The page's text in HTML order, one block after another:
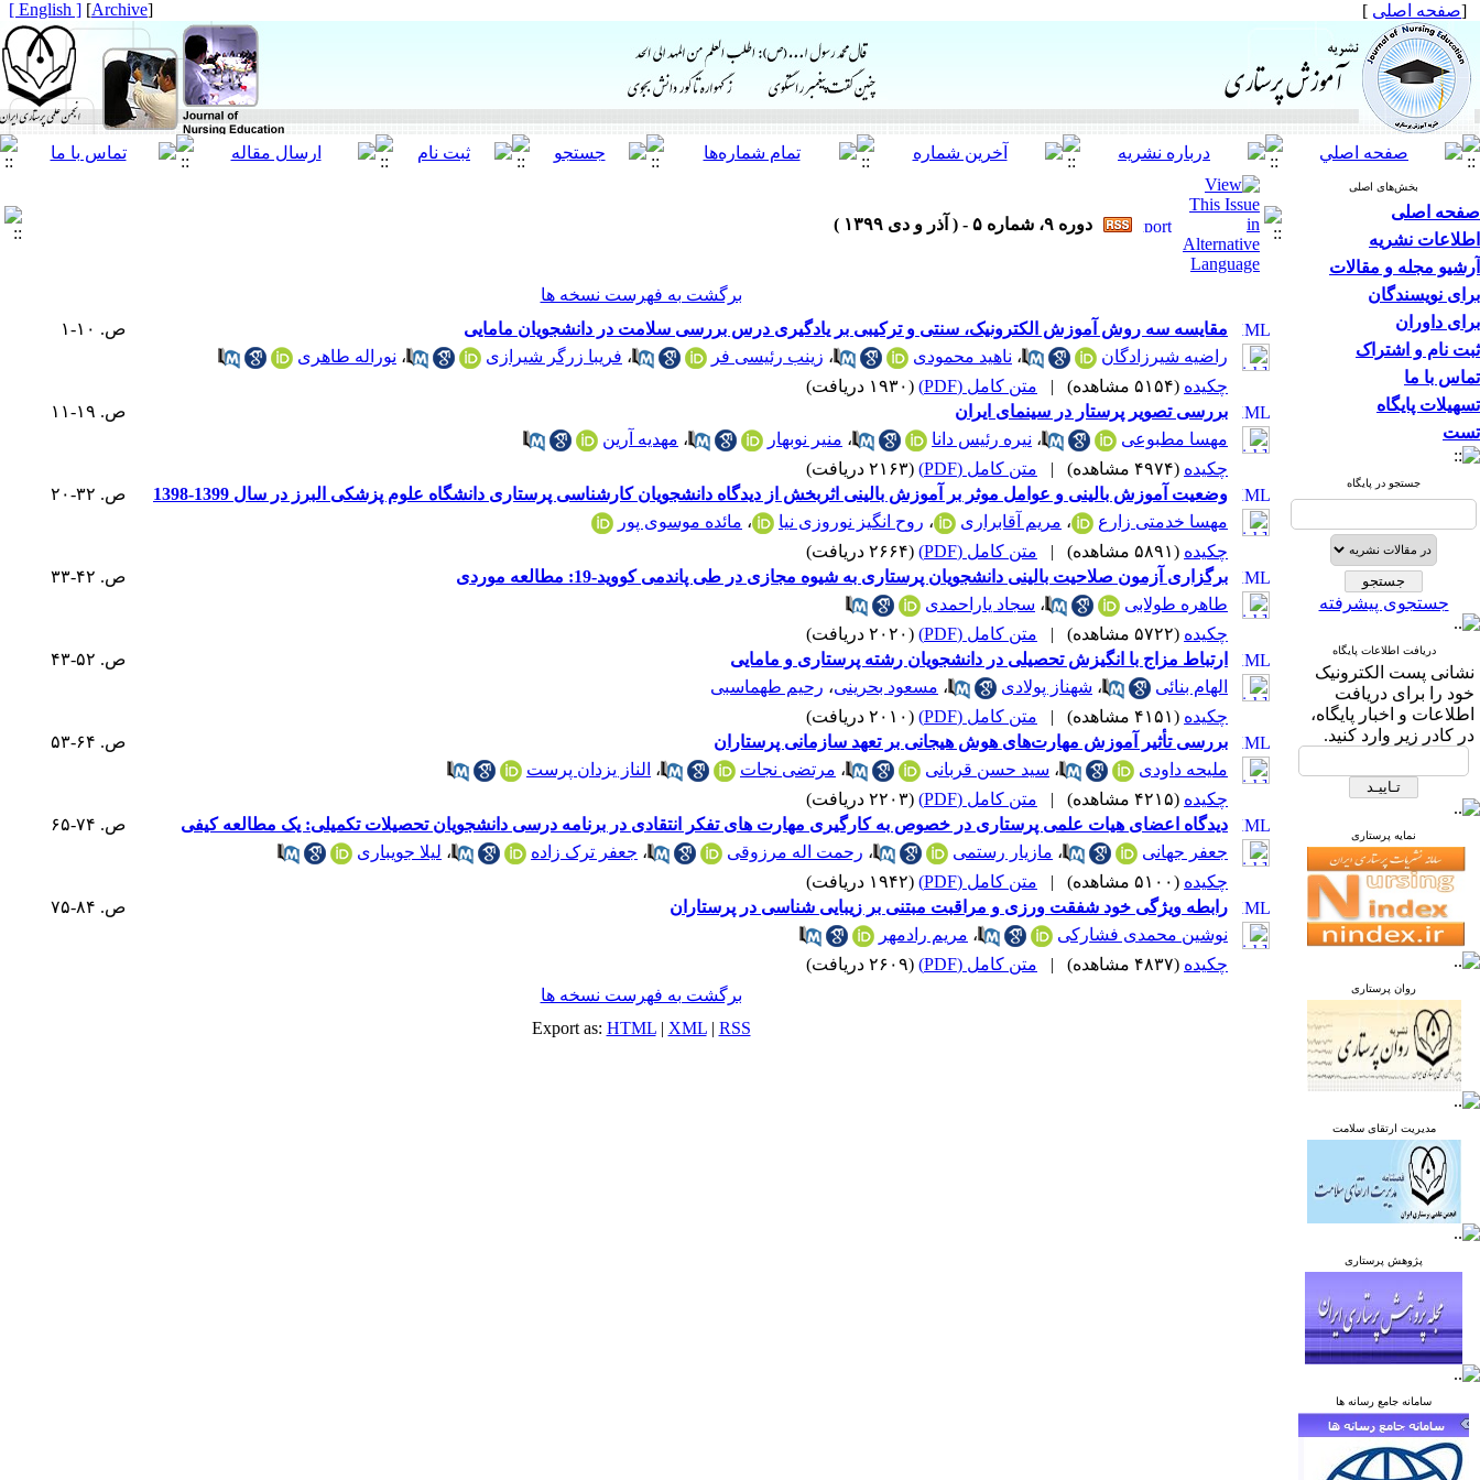
[صفحه اصلی ]
[
Archive
]
[ English ]
بخش‌های اصلی
صفحه اصلی
اطلاعات نشریه
آرشیو مجله و مقالات
برای نویسندگان
برای داوران
ثبت نام و اشتراک
تماس با ما
تسهیلات پایگاه
تست
جستجو در پایگاه
جستجوی پیشرفته
دریافت اطلاعات پایگاه
نشانی پست الکترونیک
خود را برای دریافت
اطلاعات و اخبار پایگاه،
در کادر زیر وارد کنید.
نمایه پرستاری
روان پرستاری
مدیریت ارتقای سلامت
پژوهش پرستاری
سامانه جامع رسانه ها
دوره ۹، شماره ۵ - ( آذر و دی ۱۳۹۹ )
برگشت به فهرست نسخه ها
مقایسه سه روش آموزش الکترونیک، سنتی و ترکیبی بر یادگیری درس بررسی سلامت در دانشجویان مامایی
ص. ۱۰-۱
راضیه شیرزادگان
، ناهید محمودی ، زینب رئیسی فر ، فریبا زرگر شیرازی ، نوراله طاهری
چکیده (۵۱۵۴ مشاهده) | متن کامل (PDF)
(۱۹۳۰ دریافت)
بررسی تصویر پرستار در سینمای ایران
ص. ۱۹-۱۱
مهسا مطبوعی
، نیره رئیس دانا ، منیر نوبهار ، مهدیه آرین
چکیده (۴۹۷۴ مشاهده) | متن کامل (PDF)
(۲۱۶۳ دریافت)
وضعیت آموزش بالینی و عوامل موثر بر آموزش بالینی اثربخش از دیدگاه دانشجویان کارشناسی پرستاری دانشگاه علوم پزشکی البرز در سال 1399-1398
ص. ۳۲-۲۰
مهسا خدمتی زارع
، مریم آقابراری ، روح انگیز نوروزی نیا ، مائده موسوی پور
چکیده (۵۸۹۱ مشاهده) | متن کامل (PDF)
(۲۶۶۴ دریافت)
برگزاری آزمون صلاحیت بالینی دانشجویان پرستاری به شیوه مجازی در طی پاندمی کووید-19: مطالعه موردی
ص. ۴۲-۳۳
طاهره طولابی
، سجاد یاراحمدی
چکیده (۵۷۲۲ مشاهده) | متن کامل (PDF)
(۲۰۲۰ دریافت)
ارتباط مزاج با انگیزش تحصیلی در دانشجویان رشته پرستاری و مامایی
ص. ۵۲-۴۳
الهام بنائی
، شهناز پولادی ، مسعود بحرینی، رحیم طهماسبی
چکیده (۴۱۵۱ مشاهده) | متن کامل (PDF)
(۲۰۱۰ دریافت)
بررسی تأثیر آموزش مهارت‌های هوش هیجانی بر تعهد سازمانی پرستاران
ص. ۶۴-۵۳
ملیحه داودی
، سید حسن قربانی ، مرتضی نجات ، الناز یزدان پرست
چکیده (۴۲۱۵ مشاهده) | متن کامل (PDF)
(۲۲۰۳ دریافت)
دیدگاه اعضای هیات علمی پرستاری در خصوص به کارگیری مهارت های تفکر انتقادی در برنامه درسی دانشجویان تحصیلات تکمیلی: یک مطالعه کیفی
ص. ۷۴-۶۵
جعفر جهانی
، مازیار رستمی ، رحمت اله مرزوقی ، جعفر ترک زاده ، لیلا جویباری
چکیده (۵۱۰۰ مشاهده) | متن کامل (PDF)
(۱۹۴۲ دریافت)
رابطه ویژگی خود شفقت ورزی و مراقبت مبتنی بر زیبایی شناسی در پرستاران
ص. ۸۴-۷۵
نوشین محمدی فشارکی
، مریم رادمهر
چکیده (۴۸۳۷ مشاهده) | متن کامل (PDF)
(۲۶۰۹ دریافت)
برگشت به فهرست نسخه ها
Export as: HTML| XML| RSS